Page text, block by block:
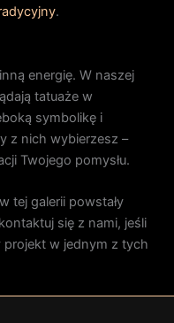
.
energię. W naszej
tatuaże w
symbolikę i
z nich wybierzesz –
Twojego pomysłu.
tej galerii powstały
się z nami, jeśli
projekt w jednym z tych